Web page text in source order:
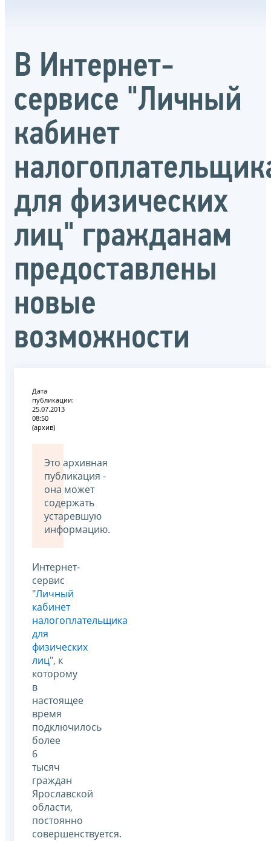
В Интернет-
сервисе "Личный
кабинет
для физических
лиц" гражданам
предоставлены
новые
возможности
Дата
публикации:
25.07.2013
08:50
(архив)
Это архивная
публикация -
она может
содержать
устаревшую
информацию.
Интернет-
сервис
"Личный
кабинет
налогоплательщика
для
физических
лиц", к
которому
в
настоящее
время
подключилось
более
6
тысяч
граждан
Ярославской
области,
постоянно
совершенствуется.